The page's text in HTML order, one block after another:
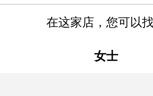
在这家店，您可以
女士